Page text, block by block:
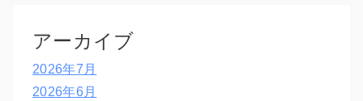
アーカイブ
2026年7月
2026年6月